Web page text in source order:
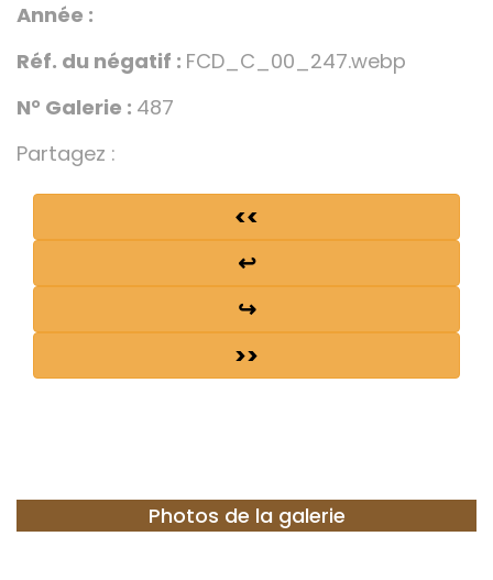
Année :
Réf. du négatif : FCD_C_00_247.webp
N° Galerie : 487
Partagez :
<<
↩
↪
>>
Photos de la galerie